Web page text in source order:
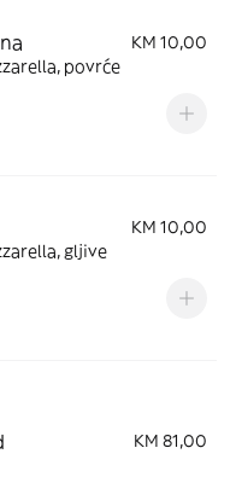
KM 10,00
povrće
KM 10,00
gljive
KM 81,00